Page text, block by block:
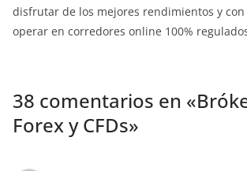
disfrutar de los mejores rendimientos y
operar en corredores online 100%
38 comentarios en «
Forex y CFDs»